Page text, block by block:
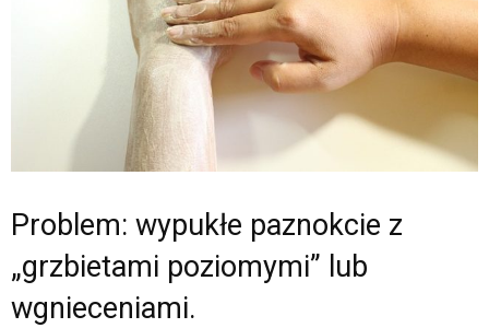
Problem: wypukłe paznokcie z
„grzbietami poziomymi” lub
wgnieceniami.